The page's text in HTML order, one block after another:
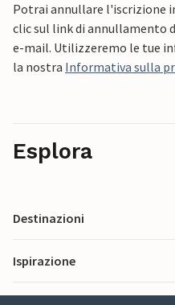
Potrai annullare l'iscrizione
clic sul link di annullamento
e-mail. Utilizzeremo le tue
la nostra Informativa sulla
Esplora
Destinazioni
Ispirazione